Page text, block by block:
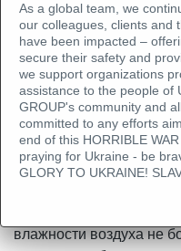
Особенность
это гранулированное
46% азота. То есть,
азотное удобрение,
огородных культур.
хорошо растворяется
температуры его
Удобрение относится
Мочевина очень
нужно в сухом и
влажности воздуха не
As a global team, we
our colleagues, clients and
have been impacted –
secure their safety and
we support organizations
assistance to the people of
GROUP's community and
committed to any efforts
end of this HORRIBLE
praying for Ukraine - be
GLORY TO UKRAINE!